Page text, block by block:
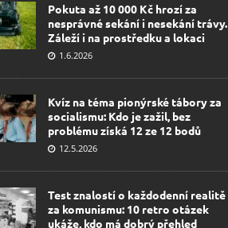
Pokuta až 10 000 Kč hrozí za
nesprávné sekání i nesekání trávy.
Záleží i na prostředku a lokaci
1.6.2026
Kvíz na téma pionýrské tábory za
socialismu: Kdo je zažil, bez
problému získá 12 ze 12 bodů
12.5.2026
Test znalostí o každodenní realitě
za komunismu: 10 retro otázek
ukáže, kdo má dobrý přehled